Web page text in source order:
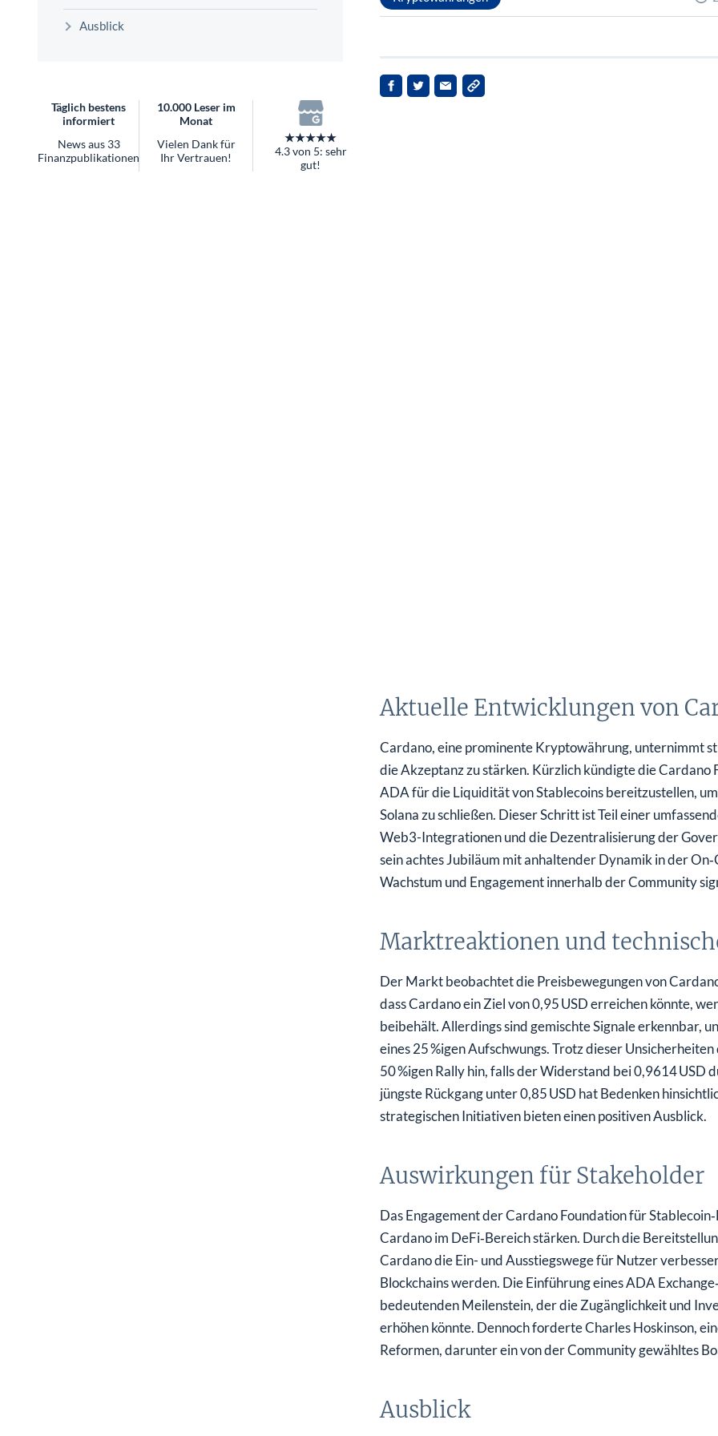
Worauf Sie bei ETFs achten sollten
Ausblick
Täglich bestens
informiert
News aus 33
Finanzpublikationen
10.000 Leser im
Monat
Vielen Dank für
Ihr Vertrauen!
★★★★★
4.3 von 5: sehr
gut!
Aktuelle Entwicklungen von
Cardano, eine prominente Kryptowährung, unternimmt
die Akzeptanz zu stärken. Kürzlich kündigte die
ADA für die Liquidität von Stablecoins bereitzustellen,
Solana zu schließen. Dieser Schritt ist Teil einer
Web3-Integrationen und die Dezentralisierung der
sein achtes Jubiläum mit anhaltender Dynamik in der
Wachstum und Engagement innerhalb der Community
Marktreaktionen und
Der Markt beobachtet die Preisbewegungen von
dass Cardano ein Ziel von 0,95 USD erreichen könnte,
beibehält. Allerdings sind gemischte Signale erkennbar,
eines 25 %igen Aufschwungs. Trotz dieser
50 %igen Rally hin, falls der Widerstand bei 0,9614 USD
jüngste Rückgang unter 0,85 USD hat Bedenken
strategischen Initiativen bieten einen positiven Ausblick.
Auswirkungen für Stakeholder
Das Engagement der Cardano Foundation für
Cardano im DeFi‑Bereich stärken. Durch die
Cardano die Ein- und Ausstiegswege für Nutzer
Blockchains werden. Die Einführung eines ADA
bedeutenden Meilenstein, der die Zugänglichkeit und
erhöhen könnte. Dennoch forderte Charles Hoskinson,
Reformen, darunter ein von der Community gewähltes
Ausblick